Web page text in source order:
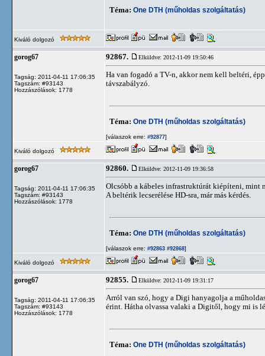
Téma: One DTH (műholdas szolgáltatás)
Kiváló dolgozó
gorog67
Tagság: 2011-04-11 17:06:35
Tagszám: #93143
Hozzászólások: 1778
92867. Elküldve: 2012-11-09 19:50:46
Ha van fogadó a TV-n, akkor nem kell beltéri,
távszabályzó.
Téma: One DTH (műholdas szolgáltatás)
[válaszok erre: #92877]
Kiváló dolgozó
gorog67
Tagság: 2011-04-11 17:06:35
Tagszám: #93143
Hozzászólások: 1778
92860. Elküldve: 2012-11-09 19:36:58
Olcsóbb a kábeles infrastruktúrát kiépíteni, mint
A beltérik lecserélése HD-sra, már más kérdés.
Téma: One DTH (műholdas szolgáltatás)
[válaszok erre: #92863 #92868]
Kiváló dolgozó
gorog67
Tagság: 2011-04-11 17:06:35
Tagszám: #93143
Hozzászólások: 1778
92855. Elküldve: 2012-11-09 19:31:17
Arról van szó, hogy a Digi hanyagolja a
érint. Hátha olvassa valaki a Digitől, hogy mi is
Téma: One DTH (műholdas szolgáltatás)